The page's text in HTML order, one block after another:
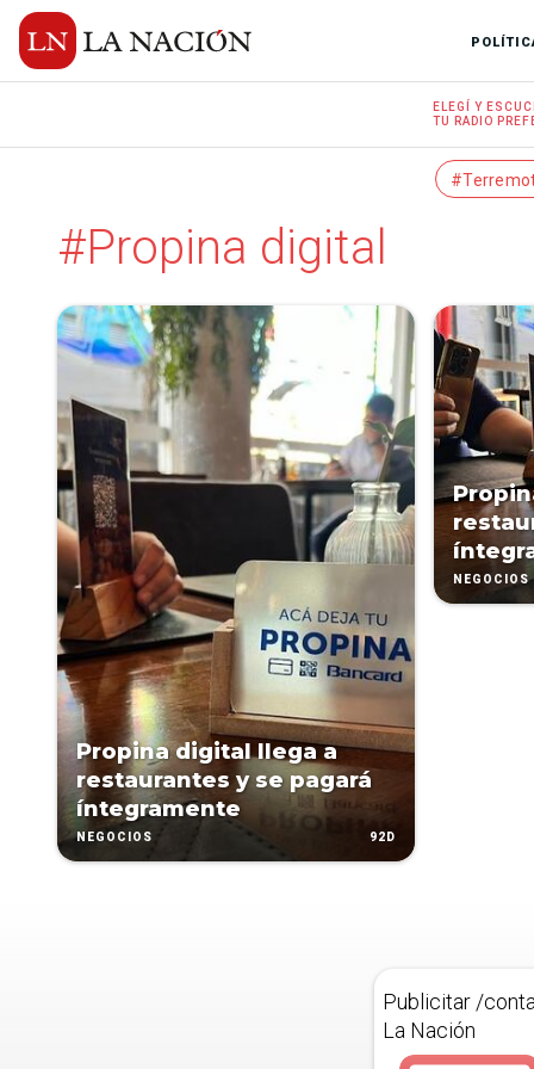
ELEGÍ Y
TU RADIO
#Propina digital
Propina digital llega a
restaurantes y se pagará
íntegramente
NEGOCIOS 92D
NEGOCIOS
Publicitar /
La Nación